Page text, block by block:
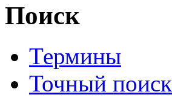
Поиск
Термины
Точный поиск